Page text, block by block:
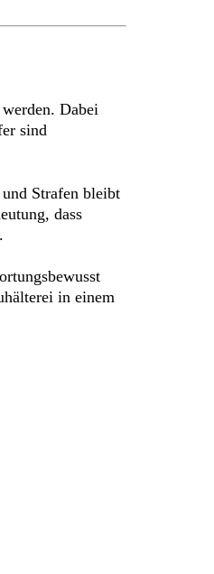
Dabei
sind
Strafen bleibt
dass
in einem